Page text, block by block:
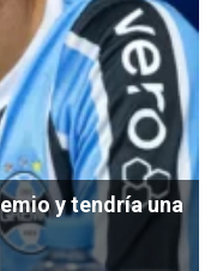
y tendría una